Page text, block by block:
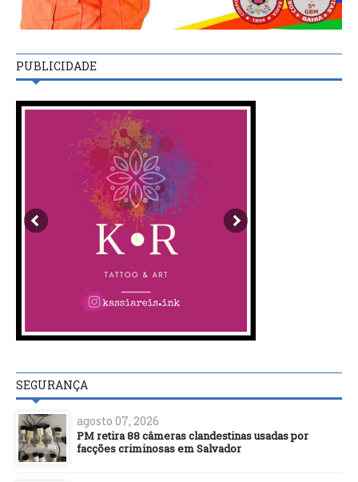
PUBLICIDADE
SEGURANÇA
agosto 07, 2026
PM retira 88 câmeras clandestinas usadas por
facções criminosas em Salvador